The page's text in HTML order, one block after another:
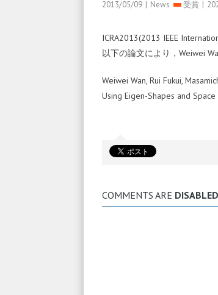
2013/05/09 | News 受賞 |
ICRA2013(2013 IEEE
以下の論文により，Weiwei
Weiwei Wan, Rui Fukui,
Using Eigen-Shapes and Space
COMMENTS ARE DISABLED